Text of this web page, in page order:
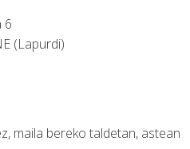
6
(Lapurdi)
maila bereko taldetan, astean